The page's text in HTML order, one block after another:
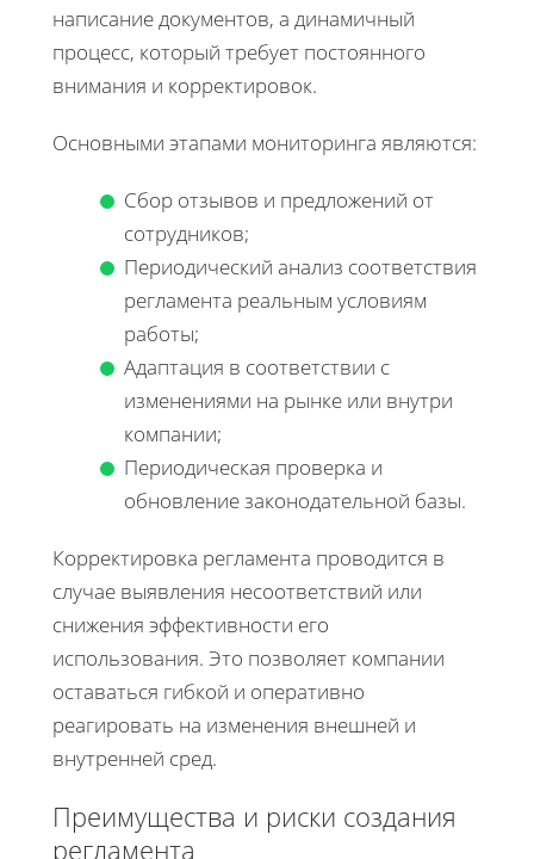
написание документов, а динамичный
процесс, который требует постоянного
внимания и корректировок.
Основными этапами мониторинга являются:
Сбор отзывов и предложений от
сотрудников;
Периодический анализ соответствия
регламента реальным условиям
работы;
Адаптация в соответствии с
изменениями на рынке или внутри
компании;
Периодическая проверка и
обновление законодательной базы.
Корректировка регламента проводится в
случае выявления несоответствий или
снижения эффективности его
использования. Это позволяет компании
оставаться гибкой и оперативно
реагировать на изменения внешней и
внутренней сред.
Преимущества и риски создания
регламента